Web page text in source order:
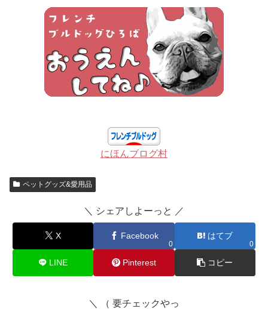
にほんブログ村
ペットグッズ&愛用品
＼ シェアしよーっと ／
X Facebook
0
はてブ
0
LINE Pinterest コピー
＼ （ 要チェックやっ